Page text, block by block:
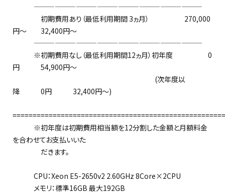
————————————————————————
初期費用あり（最低利用期間 3ヵ月） 270,000
円～ 32,400円～
————————————————————————
※初期費用なし（最低利用期間12ヵ月）初年度 0
円 54,900円～
(次年度以
降 0円 32,400円～)
※初年度は初期費用相当額を12分割した金額と月額料金
を合わせてお支払いいた
だきます。
CPU：Xeon E5-2650v2 2.60GHz 8Core×2CPU
メモリ：標準16GB 最大192GB